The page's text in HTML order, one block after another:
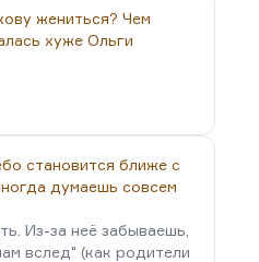
когда твое слово не
жениться? Чем
хуже Ольги
становится ближе с
думаешь совсем
Из-за неё забываешь,
вслед" (как родители